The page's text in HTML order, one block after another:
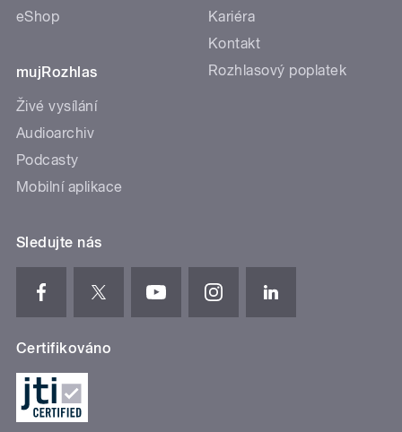
eShop
mujRozhlas
Živé vysílání
Audioarchiv
Podcasty
Mobilní aplikace
Kariéra
Kontakt
Rozhlasový poplatek
Sledujte nás
Certifikováno